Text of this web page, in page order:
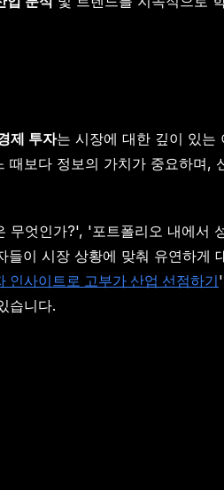
제 투자는 시장에 대한 깊이 있는
보다 정보의 가치가 중요하며,
엇인가?', '포트폴리오 내에서
이 시장 상황에 맞춰 유연하게
인사이트로 고부가 산업 선점하기
습니다.